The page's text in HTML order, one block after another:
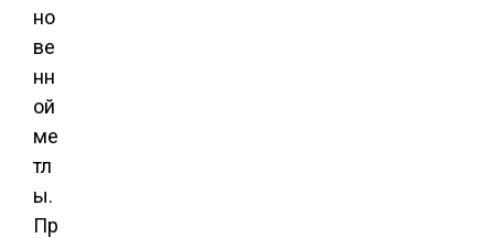
но
ве
нн
ой
ме
тл
ы.
Пр